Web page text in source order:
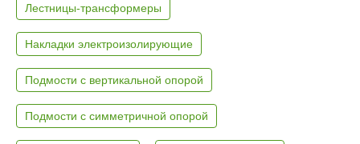
Лестницы-трансформеры
Накладки электроизолирующие
Подмости с вертикальной опорой
Подмости с симметричной опорой